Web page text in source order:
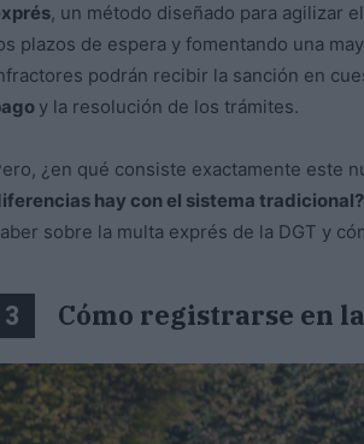
, un método diseñado para agilizar
plazos de espera y fomentando una
podrán recibir la sanción en
y la resolución de los trámites.
¿en qué consiste exactamente este
hay con el sistema tradicional?
sobre la multa exprés de la DGT y
3 Cómo registrarse en